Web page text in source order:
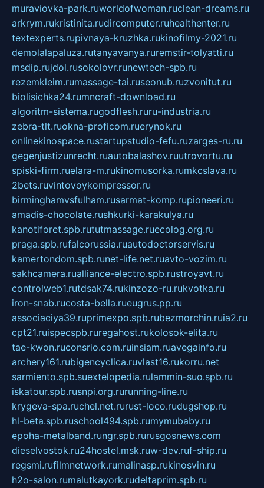
muraviovka-park.ruworldofwoman.ruclean-dreams.ru
arkrym.rukristinita.rudircomputer.ruhealthenter.ru
textexperts.rupivnaya-kruzhka.rukinofilmy-2021.ru
demolalapaluza.rutanyavanya.ruremstir-tolyatti.ru
msdip.rujdol.rusokolovr.runewtech-spb.ru
rezemkleim.rumassage-tai.ruseonub.ruzvonitut.ru
biolisichka24.rumncraft-download.ru
algoritm-sistema.rugodflesh.ruru-industria.ru
zebra-tlt.ruokna-proficom.ruerynok.ru
onlinekinospace.rustartupstudio-fefu.ruzarges-ru.ru
gegenjustizunrecht.ruautobalashov.ruutrovortu.ru
spiski-firm.ruelara-m.rukinomusorka.rumkcslava.ru
2bets.ruvintovoykompressor.ru
birminghamvsfulham.rusarmat-komp.rupioneeri.ru
amadis-chocolate.rushkurki-karakulya.ru
kanotiforet.spb.rututmassage.ruecolog.org.ru
praga.spb.rufalcorussia.ruautodoctorservis.ru
kamertondom.spb.runet-life.net.ruavto-vozim.ru
sakhcamera.rualliance-electro.spb.rustroyavt.ru
controlweb1.rutdsak74.rukinzozo-ru.rukvotka.ru
iron-snab.rucosta-bella.rueugrus.pp.ru
associaciya39.ruprimexpo.spb.rubezmorchin.ruia2.ru
cpt21.ruispecspb.ruregahost.rukolosok-elita.ru
tae-kwon.ruconsrio.com.ruinsiam.ruavegainfo.ru
archery161.rubigencyclica.ruvlast16.rukorru.net
sarmiento.spb.suextelopedia.rulammin-suo.spb.ru
iskatour.spb.rusnpi.org.rurunning-line.ru
krygeva-spa.ruchel.net.rurust-loco.rudugshop.ru
hl-beta.spb.ruschool494.spb.rumymubaby.ru
epoha-metalband.rungr.spb.rurusgosnews.com
dieselvostok.ru24hostel.msk.ruw-dev.ruf-ship.ru
regsmi.rufilmnetwork.rumalinasp.rukinosvin.ru
h2o-salon.rumalutkayork.rudeltaprim.spb.ru